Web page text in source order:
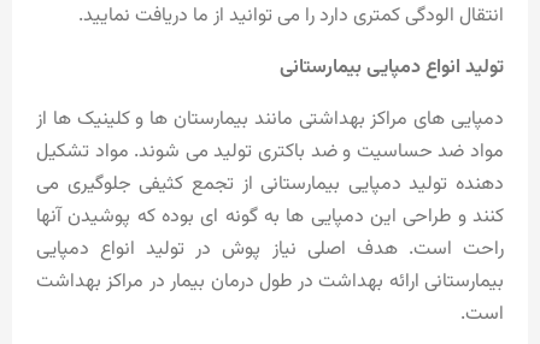
انتقال الودگی کمتری دارد را می توانید از ما دریافت نمایید.
تولید انواع دمپایی بیمارستانی
دمپایی های مراکز بهداشتی مانند بیمارستان ها و کلینیک ها از
مواد ضد حساسیت و ضد باکتری تولید می شوند. مواد تشکیل
دهنده تولید دمپایی بیمارستانی از تجمع کثیفی جلوگیری می
کنند و طراحی این دمپایی ها به گونه ای بوده که پوشیدن آنها
راحت است. هدف اصلی نیاز پوش در تولید انواع دمپایی
بیمارستانی ارائه بهداشت در طول درمان بیمار در مراکز بهداشت
است.